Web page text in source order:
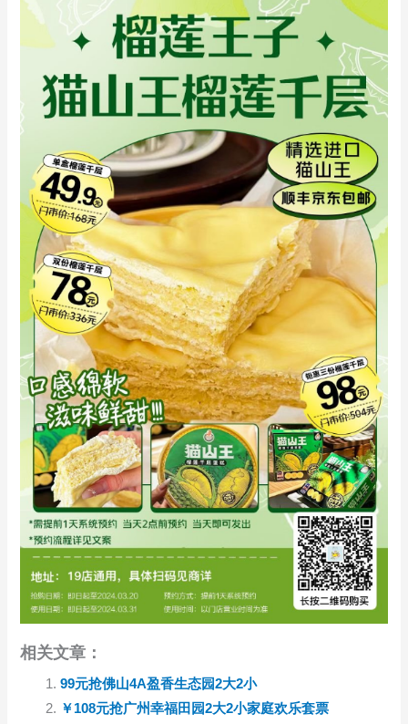
相关文章：
99元抢佛山4A盈香生态园2大2小
￥108元抢广州幸福田园2大2小家庭欢乐套票